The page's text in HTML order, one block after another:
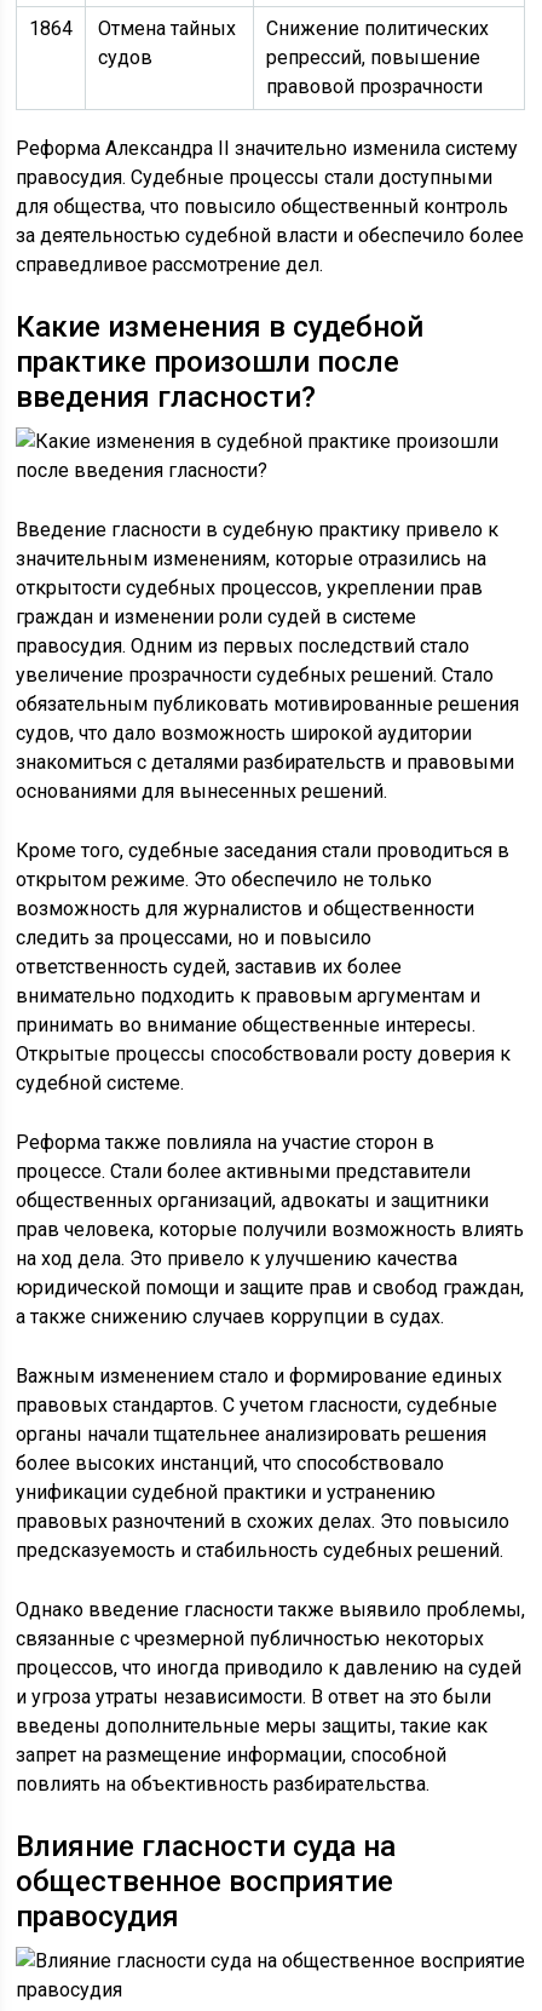
1864
Отмена тайных
судов
Снижение политических
репрессий, повышение
правовой прозрачности
Реформа Александра II значительно изменила систему
правосудия. Судебные процессы стали доступными
для общества, что повысило общественный контроль
за деятельностью судебной власти и обеспечило более
справедливое рассмотрение дел.
Какие изменения в судебной
практике произошли после
введения гласности?
Введение гласности в судебную практику привело к
значительным изменениям, которые отразились на
открытости судебных процессов, укреплении прав
граждан и изменении роли судей в системе
правосудия. Одним из первых последствий стало
увеличение прозрачности судебных решений. Стало
обязательным публиковать мотивированные решения
судов, что дало возможность широкой аудитории
знакомиться с деталями разбирательств и правовыми
основаниями для вынесенных решений.
Кроме того, судебные заседания стали проводиться в
открытом режиме. Это обеспечило не только
возможность для журналистов и общественности
следить за процессами, но и повысило
ответственность судей, заставив их более
внимательно подходить к правовым аргументам и
принимать во внимание общественные интересы.
Открытые процессы способствовали росту доверия к
судебной системе.
Реформа также повлияла на участие сторон в
процессе. Стали более активными представители
общественных организаций, адвокаты и защитники
прав человека, которые получили возможность влиять
на ход дела. Это привело к улучшению качества
юридической помощи и защите прав и свобод граждан,
а также снижению случаев коррупции в судах.
Важным изменением стало и формирование единых
правовых стандартов. С учетом гласности, судебные
органы начали тщательнее анализировать решения
более высоких инстанций, что способствовало
унификации судебной практики и устранению
правовых разночтений в схожих делах. Это повысило
предсказуемость и стабильность судебных решений.
Однако введение гласности также выявило проблемы,
связанные с чрезмерной публичностью некоторых
процессов, что иногда приводило к давлению на судей
и угроза утраты независимости. В ответ на это были
введены дополнительные меры защиты, такие как
запрет на размещение информации, способной
повлиять на объективность разбирательства.
Влияние гласности суда на
общественное восприятие
правосудия